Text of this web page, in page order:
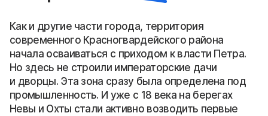
Как и другие части города, территория
современного Красногвардейского района
начала осваиваться с приходом к власти Петра.
Но здесь не строили императорские дачи
и дворцы. Эта зона сразу была определена под
промышленность. И уже с 18 века на берегах
Невы и Охты стали активно возводить первые